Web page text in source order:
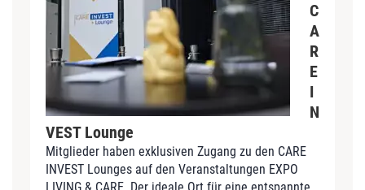
C
A
R
E
I
N
VEST Lounge
Mitglieder haben exklusiven Zugang zu den CARE
INVEST Lounges auf den Veranstaltungen EXPO